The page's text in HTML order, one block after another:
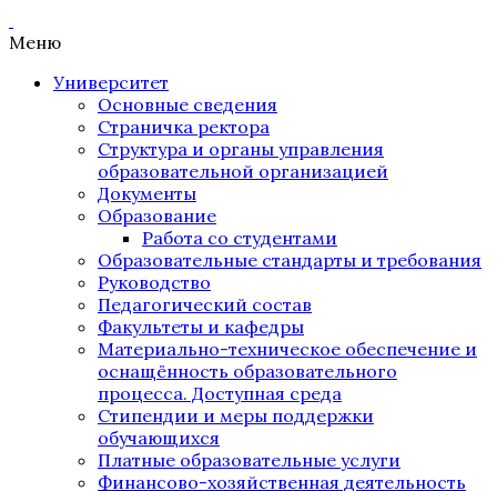
Меню
Университет
Основные сведения
Страничка ректора
Структура и органы управления
образовательной организацией
Документы
Образование
Работа со студентами
Образовательные стандарты и требования
Руководство
Педагогический состав
Факультеты и кафедры
Материально-техническое обеспечение и
оснащённость образовательного
процесса. Доступная среда
Стипендии и меры поддержки
обучающихся
Платные образовательные услуги
Финансово-хозяйственная деятельность